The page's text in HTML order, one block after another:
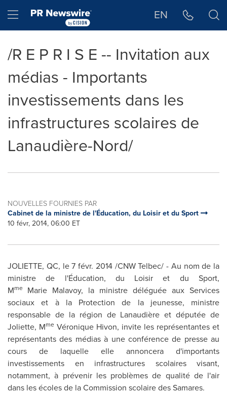
Hamburger menu EN
/R E P R I S E -- Invitation aux
médias - Importants
investissements dans les
infrastructures scolaires de
Lanaudière-Nord/
NOUVELLES FOURNIES PAR
Cabinet de la ministre de l'Éducation, du Loisir et du Sport
10 févr, 2014, 06:00 ET
JOLIETTE, QC, le 7 févr. 2014 /CNW Telbec/ - Au nom de la
ministre de l'Éducation, du Loisir et du Sport,
Mme Marie Malavoy, la ministre déléguée aux Services
sociaux et à la Protection de la jeunesse, ministre
responsable de la région de Lanaudière et députée de
Joliette, Mme Véronique Hivon, invite les représentantes et
représentants des médias à une conférence de presse au
cours de laquelle elle annoncera d'importants
investissements en infrastructures scolaires visant,
notamment, à prévenir les problèmes de qualité de l'air
dans les écoles de la Commission scolaire des Samares.